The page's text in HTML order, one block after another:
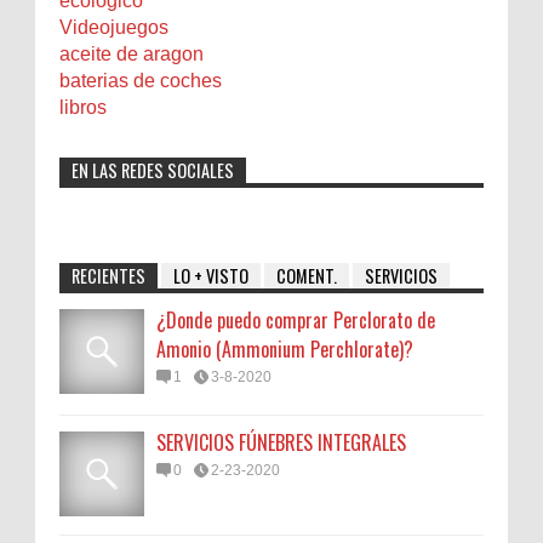
Videojuegos
aceite de aragon
baterias de coches
libros
EN LAS REDES SOCIALES
RECIENTES LO + VISTO COMENT. SERVICIOS
¿Donde puedo comprar Perclorato de
Amonio (Ammonium Perchlorate)?
1 3-8-2020
SERVICIOS FÚNEBRES INTEGRALES
0 2-23-2020